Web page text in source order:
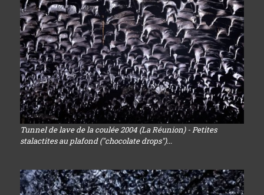
Tunnel de lave de la coulée 2004 (La Réunion) - Petites
stalactites au plafond ("chocolate drops")...